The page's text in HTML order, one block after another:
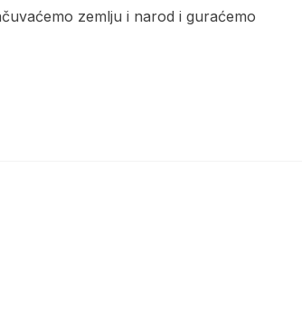
zemlju i narod i guraćemo